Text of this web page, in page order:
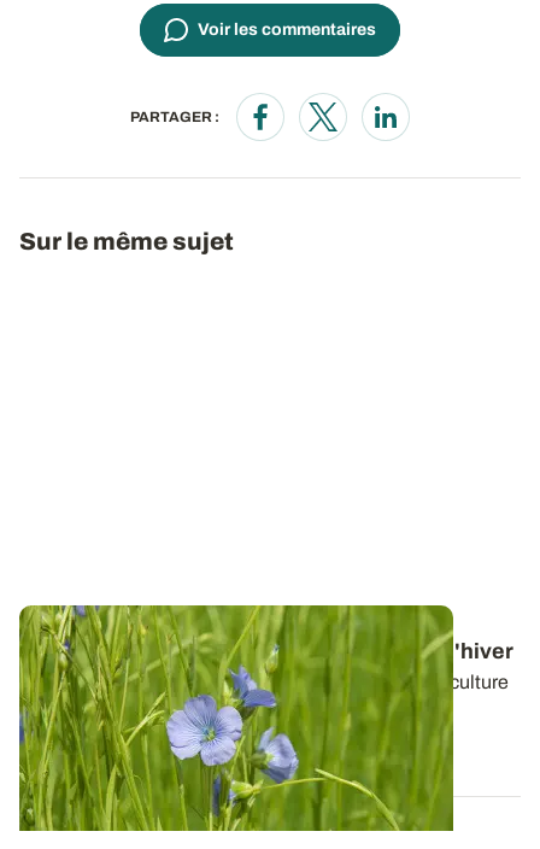
Voir les commentaires
PARTAGER :
Opens in a new window
Opens in a new window
Opens in a new
Sur le même sujet
Itinéraire technique - Cultiver du lin fibre d'hiver
Cultiver le lin d'hiver ne se fait pas au hasard.Cette culture
a été développée pour...
13 FÉVR. 2018